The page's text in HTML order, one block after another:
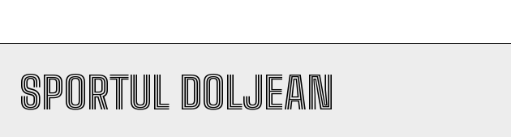
SPORTUL DOLJEAN